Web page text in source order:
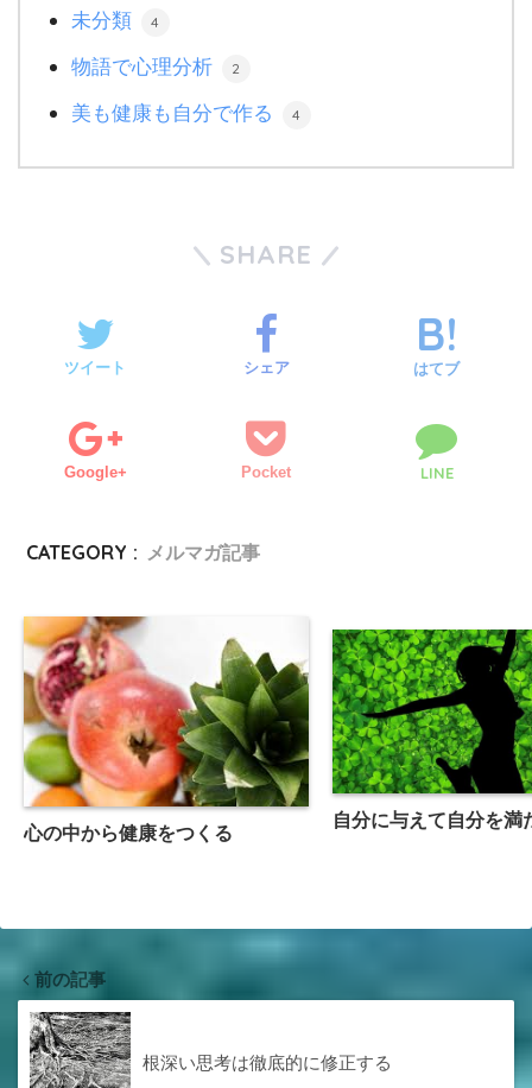
未分類 4
物語で心理分析 2
美も健康も自分で作る 4
SHARE
ツイート シェア はてブ
Google+ Pocket LINE
CATEGORY : メルマガ記事
心の中から健康をつくる
自分に与えて自分を満
前の記事
根深い思考は徹底的に修正する